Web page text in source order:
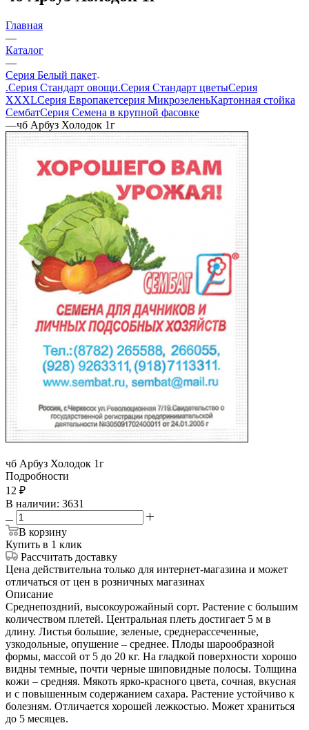
Главная
—
Каталог
—
Серия Белый пакет
.Серия Стандарт овощи.Серия Стандарт цветыСерия
XXXLСерия Европакетсерия МикрозеленьКартонная стойка
СембатСерия Семена в крупной фасовке
—чб Арбуз Холодок 1г
чб Арбуз Холодок 1г
Подробности
12 ₽
В наличии: 3631
В корзину
Купить в 1 клик
Рассчитать доставку
Цена действительна только для интернет-магазина и может
отличаться от цен в розничных магазинах
Описание
Среднепоздний, высокоурожайный сорт. Растение с большим
количеством плетей. Центральная плеть достигает 5 м в
длину. Листья большие, зеленые, среднерассеченные,
узкодольные, опушение – среднее. Плоды шарообразной
формы, массой от 5 до 20 кг. На гладкой поверхности хорошо
видны темные, почти черные шиповидные полосы. Толщина
кожи – средняя. Мякоть ярко-красного цвета, сочная, вкусная
и с повышенным содержанием сахара. Растение устойчиво к
болезням. Отличается хорошей лежкостью. Может храниться
до 5 месяцев.